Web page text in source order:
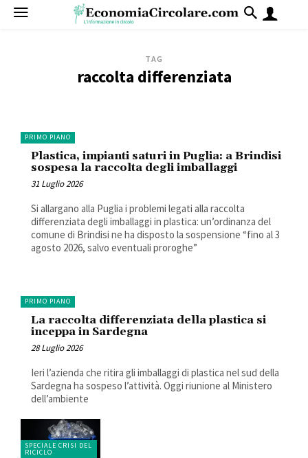
TAG
raccolta differenziata
PRIMO PIANO
Plastica, impianti saturi in Puglia: a Brindisi
sospesa la raccolta degli imballaggi
31 Luglio 2026
Si allargano alla Puglia i problemi legati alla raccolta
differenziata degli imballaggi in plastica: un’ordinanza del
comune di Brindisi ne ha disposto la sospensione “fino al 3
agosto 2026, salvo eventuali proroghe”
PRIMO PIANO
La raccolta differenziata della plastica si
inceppa in Sardegna
28 Luglio 2026
Ieri l’azienda che ritira gli imballaggi di plastica nel sud della
Sardegna ha sospeso l’attività. Oggi riunione al Ministero
dell’ambiente
SPECIALE CRISI DEL
RICICLO